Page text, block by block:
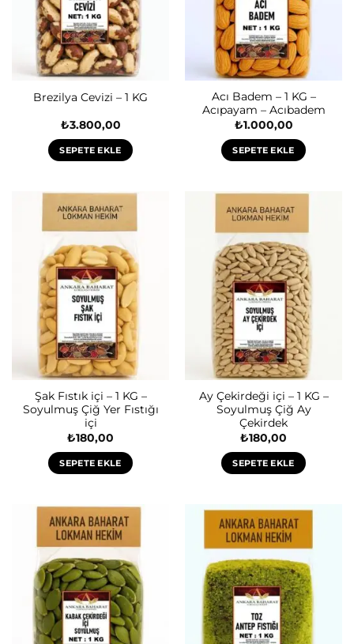
Brezilya Cevizi – 1 KG
₺3.800,00
SEPETE EKLE
Acı Badem – 1 KG –
Acıpayam – Acıbadem
₺1.000,00
SEPETE EKLE
Şak Fıstık içi – 1 KG –
Soyulmuş Çiğ Yer Fıstığı
içi
₺180,00
SEPETE EKLE
Ay Çekirdeği içi – 1 KG –
Soyulmuş Çiğ Ay
Çekirdek
₺180,00
SEPETE EKLE